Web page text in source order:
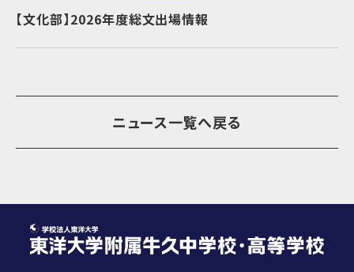
【文化部】2026年度総文出場情報
ニュース一覧へ戻る